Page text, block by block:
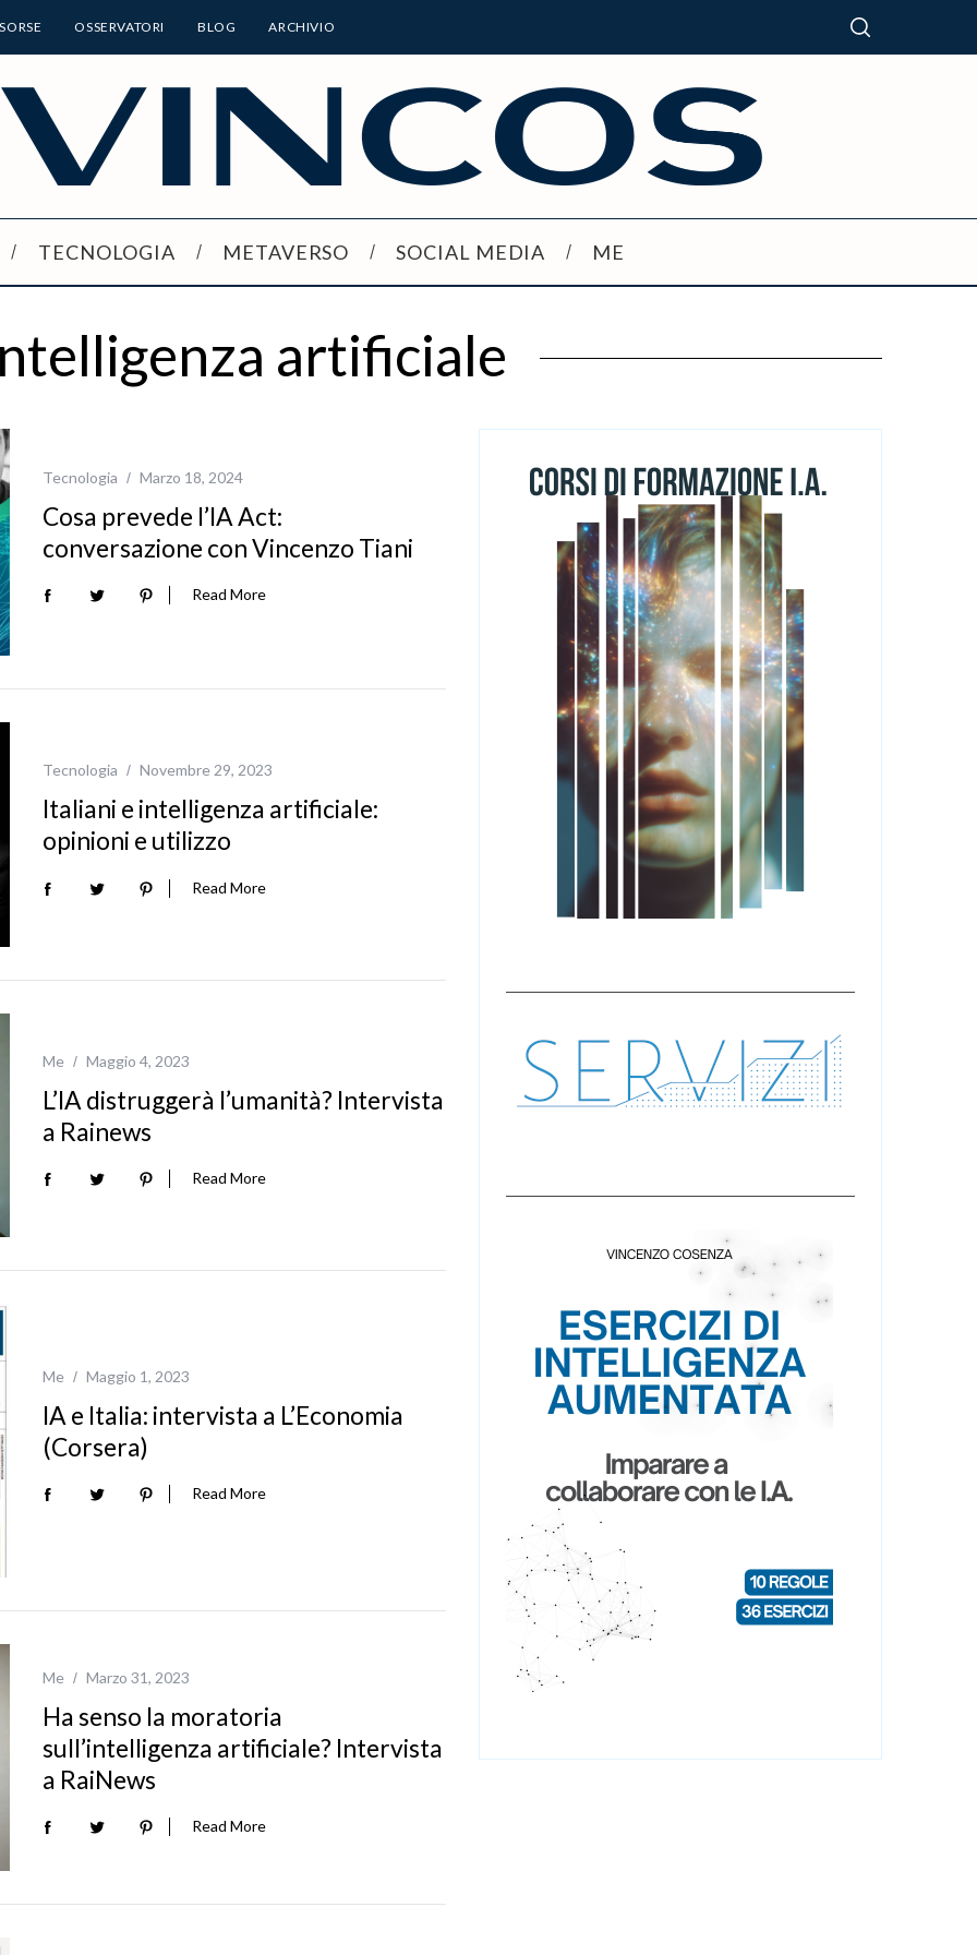
OSSERVATORI BLOG ARCHIVIO
TECNOLOGIA METAVERSO SOCIAL MEDIA ME
artificiale
Tecnologia Marzo 18, 2024
Cosa prevede l’IA Act:
conversazione con Vincenzo Tiani
Read More
Tecnologia Novembre 29, 2023
Italiani e intelligenza artificiale:
opinioni e utilizzo
Read More
Me Maggio 4, 2023
L’IA distruggerà l’umanità? Intervista
a Rainews
Read More
Me Maggio 1, 2023
IA e Italia: intervista a L’Economia
(Corsera)
Read More
Me Marzo 31, 2023
Ha senso la moratoria
sull’intelligenza artificiale? Intervista
a RaiNews
Read More